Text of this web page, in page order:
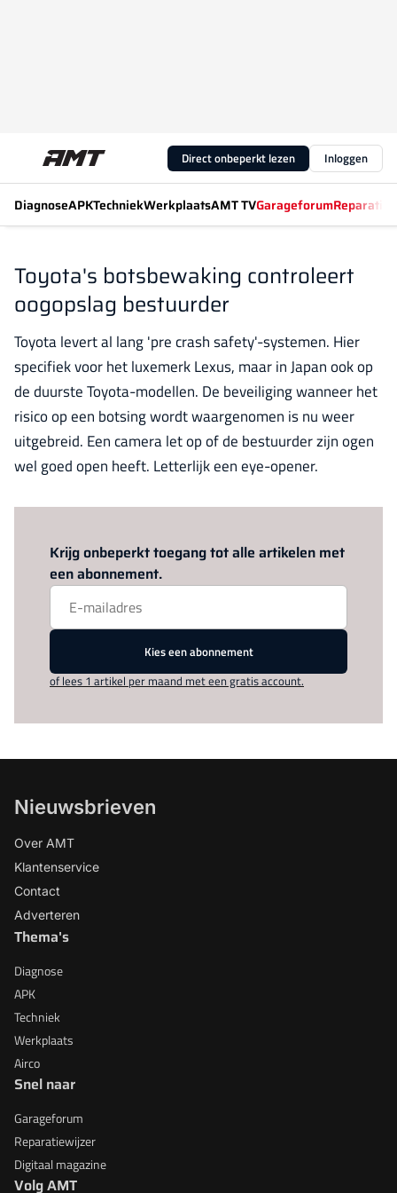
Direct onbeperkt lezen Inloggen
DiagnoseAPKTechniekWerkplaatsAMT TVGarageforum
Toyota's botsbewaking controleert
oogopslag bestuurder
Toyota levert al lang 'pre crash safety'-systemen. Hier
specifiek voor het luxemerk Lexus, maar in Japan ook op
de duurste Toyota-modellen. De beveiliging wanneer het
risico op een botsing wordt waargenomen is nu weer
uitgebreid. Een camera let op of de bestuurder zijn ogen
wel goed open heeft. Letterlijk een eye-opener.
Krijg onbeperkt toegang tot alle artikelen met
een abonnement.
Kies een abonnement
of lees 1 artikel per maand met een gratis account.
Nieuwsbrieven
Over AMT
Klantenservice
Contact
Adverteren
Thema's
Diagnose
APK
Techniek
Werkplaats
Airco
Snel naar
Garageforum
Reparatiewijzer
Digitaal magazine
Volg AMT